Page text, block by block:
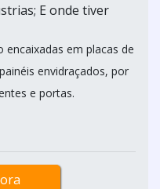
E onde tiver
encaixadas em placas de
envidraçados, por
e portas.